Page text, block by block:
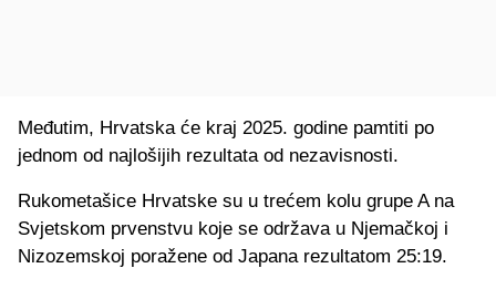
Međutim, Hrvatska će kraj 2025. godine pamtiti po
jednom od najlošijih rezultata od nezavisnosti.
Rukometašice Hrvatske su u trećem kolu grupe A na
Svjetskom prvenstvu koje se održava u Njemačkoj i
Nizozemskoj poražene od Japana rezultatom 25:19.